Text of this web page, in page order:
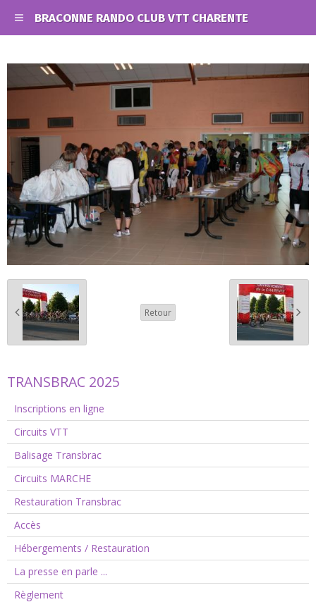
BRACONNE RANDO CLUB VTT CHARENTE
Retour
TRANSBRAC 2025
Inscriptions en ligne
Circuits VTT
Balisage Transbrac
Circuits MARCHE
Restauration Transbrac
Accès
Hébergements / Restauration
La presse en parle ...
Règlement